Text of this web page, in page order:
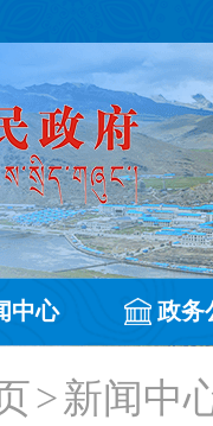
中心 政务
>新闻中